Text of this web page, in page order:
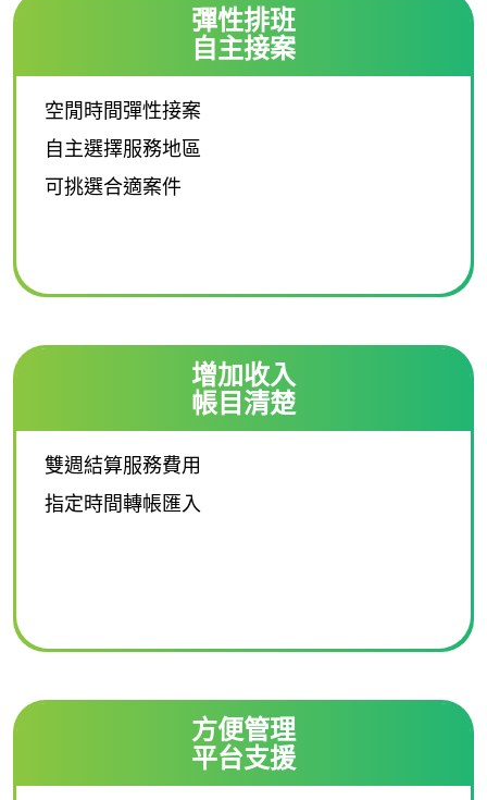
彈性排班
自主接案
空閒時間彈性接案
自主選擇服務地區
可挑選合適案件
增加收入
帳目清楚
雙週結算服務費用
指定時間轉帳匯入
方便管理
平台支援